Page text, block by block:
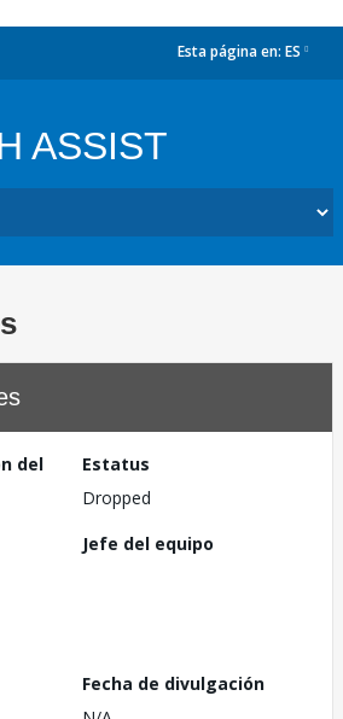
Esta página en: ES
ASSIST
del
Estatus
Dropped
Jefe del equipo
Fecha de divulgación